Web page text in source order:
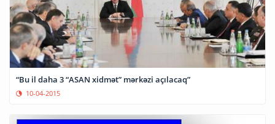
“Bu il daha 3 “ASAN xidmət” mərkəzi açılacaq”
10-04-2015